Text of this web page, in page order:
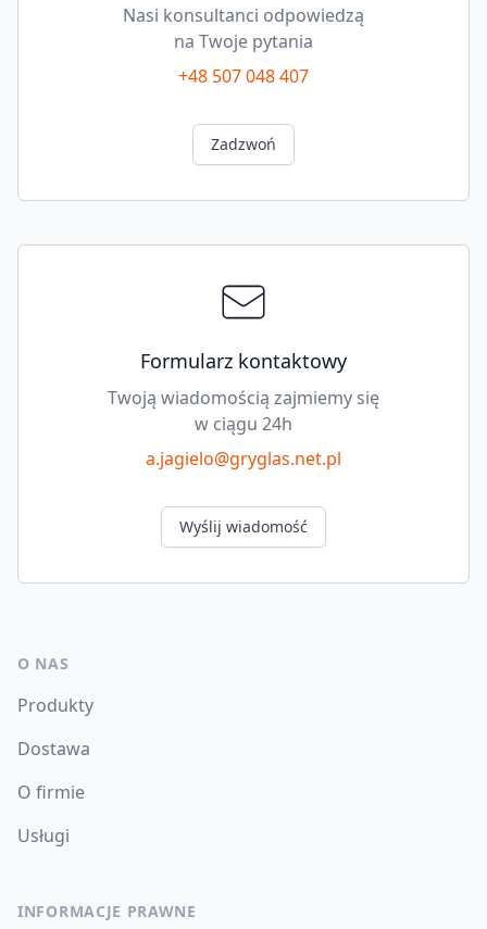
Nasi konsultanci odpowiedzą
na Twoje pytania
+48 507 048 407
Zadzwoń
Formularz kontaktowy
Twoją wiadomością zajmiemy się
w ciągu 24h
a.jagielo@gryglas.net.pl
Wyślij wiadomość
O NAS
Produkty
Dostawa
O firmie
Usługi
INFORMACJE PRAWNE